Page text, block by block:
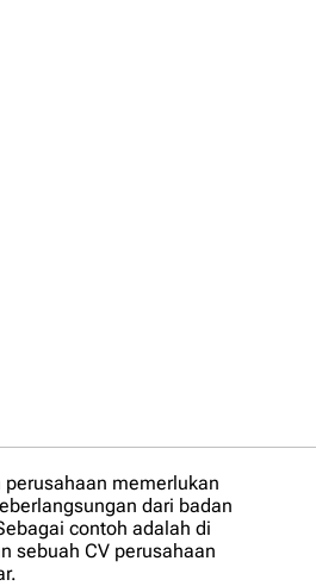
memerlukan
dari badan
contoh adalah di
sebuah CV perusahaan